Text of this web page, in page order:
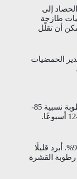
إلى
طازجة
ساعة حتى يمكن أن تقلّل
الحمضيات
5-7°C (41-45°F)، رطوبة نسبية 85-
90%. عند الحرارة المثلى، تمتدّ الصلاحية إلى 8-12 أسبوعًا.
4-6°C (39-43°F)، رطوبة نسبية 90-95%. أبرد قليلًا
القشرة